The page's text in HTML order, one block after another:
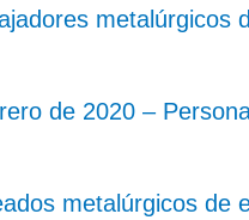
metalúrgicos
de 2020 –
metalúrgicos de